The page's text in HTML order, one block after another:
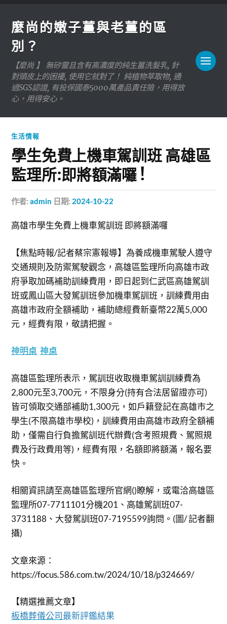
麼尚的嫩子薑與老薑的區
別？
【麼尚 】 無矽靈且含有高濃度的純生薑洗髮乳, 針
對頭皮上的困擾, 使用它就對了！ 純植物萃取物, 通
過SGS認證, 有投保國泰5000萬產品責任險，用得放
心，用得安心。
生活情報
學生免費上機車駕訓班 高雄區
監理所:即將額滿囉 !
作者:admin 日期: 2024-10-22
高雄市學生免費上機車駕訓班 即將額滿囉
【焦點時報/記者蔡宗憲報導】為養成機車駕駛人遵守
交通規則及防禦駕駛觀念，高雄區監理所向高雄市政
府爭取加碼補助訓練費用，即日起到仁武區高雄駕訓
班或鳳山區大發駕訓班參加機車駕訓班，訓練費用由
高雄市政府全額補助，補助總經費新臺幣22萬5,000
元，經費有限，敬請把握。
神明桌 神桌
高雄區監理所表示，駕訓班收取機車駕訓訓練費為
2,800元至3,700元，不限身分(持有合法居留證亦可)
皆可領取交通部補助1,300元，如戶籍登記在高雄市之
學生(不限高雄市學校)，訓練費用由高雄市政府全額補
助，僅需自行負擔駕訓班代辦費(含考照規費、駕照規
費及行政費用等)，經費有限，名額即將額滿，報名要
快。
相關資訊請至高雄區監理所官網()瞭解，或電洽高雄區
監理所07-7711101分機201、高雄駕訓班07-
3731188、大發駕訓班07-7195599詢問。(圖/ 記者翻
攝)
文章來源：
https://focus.586.com.tw/2024/10/18/p324669/
【精選推薦文章】
板橋葬儀公司最新評鑑結果